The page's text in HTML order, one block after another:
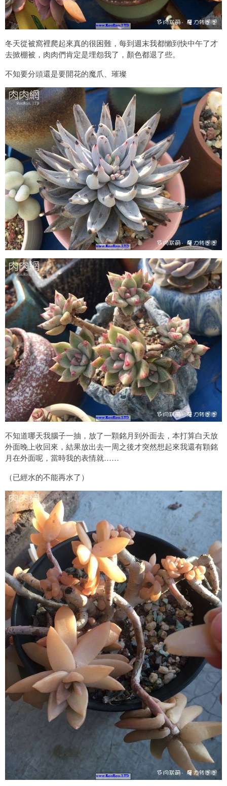
冬天從被窩裡爬起來真的很困難，每到週末我都懶到快中午了才
去掀棚被，肉肉們肯定是埋怨我了，顏色都退了些。
不知要分頭還是要開花的魔爪、璀璨
不知道哪天我腦子一抽，放了一顆銘月到外面去，本打算白天放
外面晚上收回來，結果放出去一周之後才突然想起來我還有顆銘
月在外面呢，當時我的表情就……
（已經水的不能再水了）